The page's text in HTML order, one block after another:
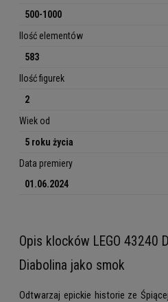
500-1000
Ilość elementów
583
Ilość figurek
2
Wiek od
5 roku życia
Data premiery
01.06.2024
Opis klocków LEGO 43240
Diabolina jako smok
Odtwarzaj epickie historie ze